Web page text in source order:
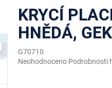
KRYCÍ
HNĚDÁ,
G70710
Průměrné
Neohodnoceno Podrobnosti